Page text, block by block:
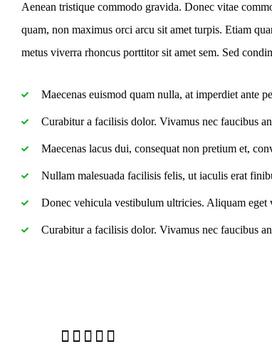
Aenean tristique commodo gravida. Donec vitae
quam, non maximus orci arcu sit amet turpis. Etiam
metus viverra rhoncus porttitor sit amet sem. Sed
Maecenas euismod quam nulla, at imperdiet ante
Curabitur a facilisis dolor. Vivamus nec faucibus
Maecenas lacus dui, consequat non pretium et,
Nullam malesuada facilisis felis, ut iaculis erat
Donec vehicula vestibulum ultricies. Aliquam
Curabitur a facilisis dolor. Vivamus nec faucibus